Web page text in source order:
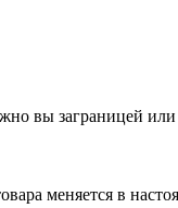
вы заграницей или
меняется в